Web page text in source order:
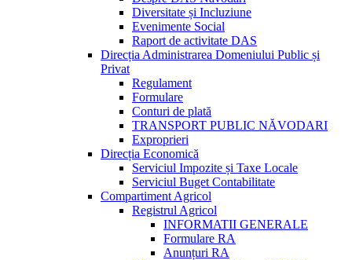
Diversitate și Incluziune
Evenimente Social
Raport de activitate DAS
Direcția Administrarea Domeniului Public și
Privat
Regulament
Formulare
Conturi de plată
TRANSPORT PUBLIC NĂVODARI
Exproprieri
Direcția Economică
Serviciul Impozite și Taxe Locale
Serviciul Buget Contabilitate
Compartiment Agricol
Registrul Agricol
INFORMATII GENERALE
Formulare RA
Anunțuri RA